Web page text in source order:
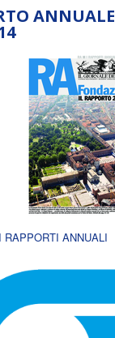
ANNUALE
RAPPORTI ANNUALI